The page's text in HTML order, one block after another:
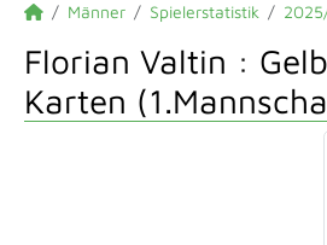
Männer Spielerstatistik
Florian Valtin :
Karten